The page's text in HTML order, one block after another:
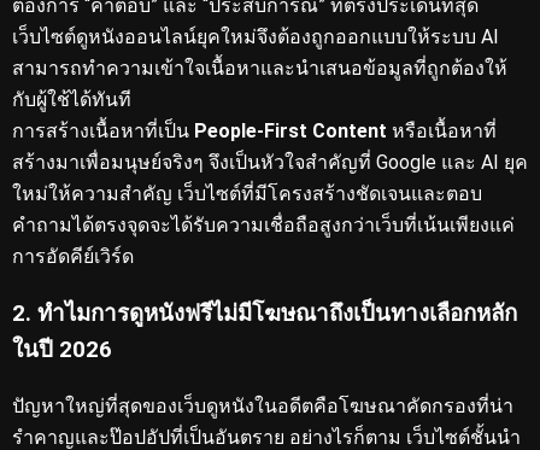
ต้องการ “คำตอบ” และ “ประสบการณ์” ที่ตรงประเด็นที่สุด
เว็บไซต์ดูหนังออนไลน์ยุคใหม่จึงต้องถูกออกแบบให้ระบบ AI
สามารถทำความเข้าใจเนื้อหาและนำเสนอข้อมูลที่ถูกต้องให้
กับผู้ใช้ได้ทันที
การสร้างเนื้อหาที่เป็น People-First Content หรือเนื้อหาที่
สร้างมาเพื่อมนุษย์จริงๆ จึงเป็นหัวใจสำคัญที่ Google และ AI ยุค
ใหม่ให้ความสำคัญ เว็บไซต์ที่มีโครงสร้างชัดเจนและตอบ
คำถามได้ตรงจุดจะได้รับความเชื่อถือสูงกว่าเว็บที่เน้นเพียงแค่
การอัดคีย์เวิร์ด
2. ทำไมการดูหนังฟรีไม่มีโฆษณาถึงเป็นทางเลือกหลัก
ในปี 2026
ปัญหาใหญ่ที่สุดของเว็บดูหนังในอดีตคือโฆษณาคัดกรองที่น่า
รำคาญและป๊อปอัปที่เป็นอันตราย อย่างไรก็ตาม เว็บไซต์ชั้นนำ